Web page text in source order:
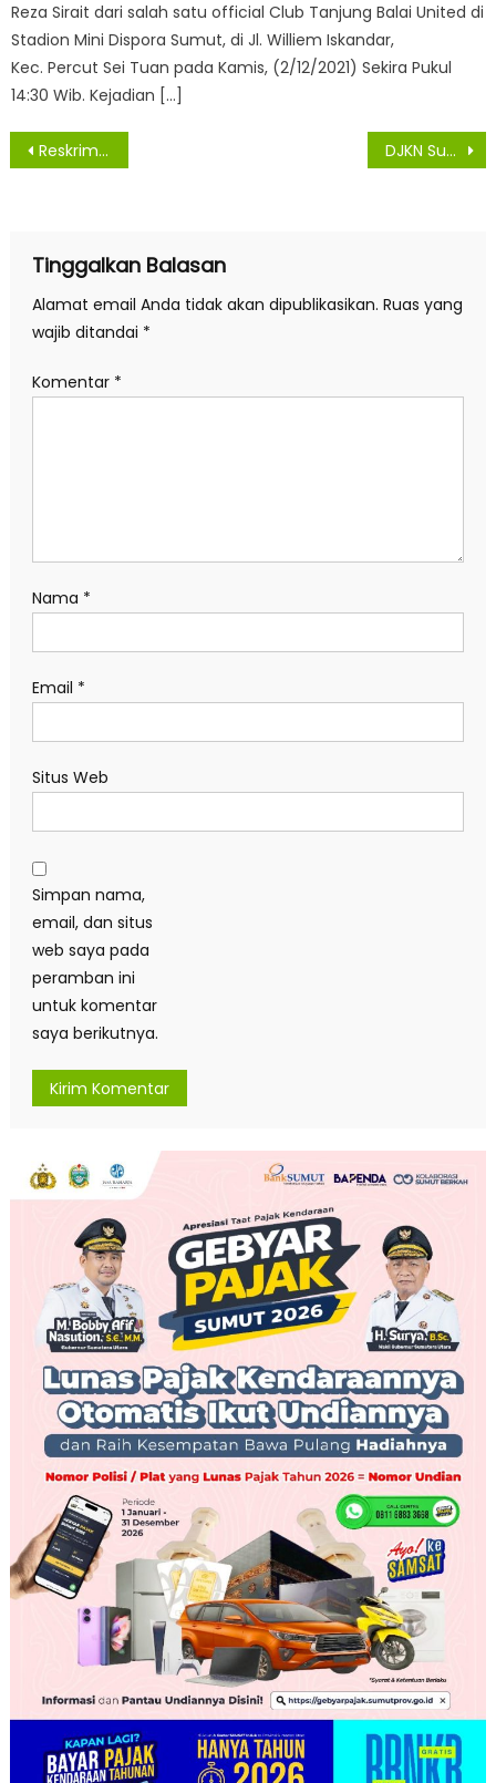
Reza Sirait dari salah satu official Club Tanjung Balai United di
Stadion Mini Dispora Sumut, di Jl. Williem Iskandar,
Kec. Percut Sei Tuan pada Kamis, (2/12/2021) Sekira Pukul
14:30 Wib. Kejadian […]
Navigasi
Reskrim Polsek Medan Area Akan Meringkus Pembuang Bayi di Sungai Denai DJKN Sumut dan KPKNL Medan Siap Bantu Pemko Nilai dan Lelang Barang Milik Daerah
Tinggalkan Balasan
Alamat email Anda tidak akan dipublikasikan. Ruas yang
wajib ditandai *
Komentar *
Nama *
Email *
Situs Web
Simpan nama,
email, dan situs
web saya pada
peramban ini
untuk komentar
saya berikutnya.